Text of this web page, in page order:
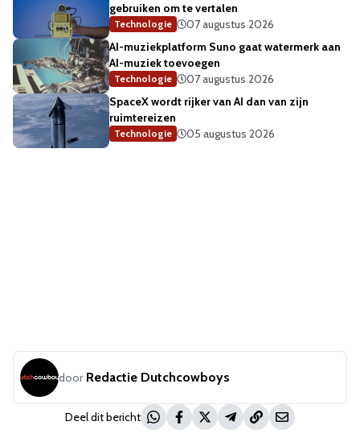
gebruiken om te vertalen
Technologie
07 augustus 2026
AI-muziekplatform Suno gaat watermerk aan
AI-muziek toevoegen
Technologie
07 augustus 2026
SpaceX wordt rijker van AI dan van zijn
ruimtereizen
Technologie 05 augustus 2026
door Redactie Dutchcowboys
Deel dit bericht